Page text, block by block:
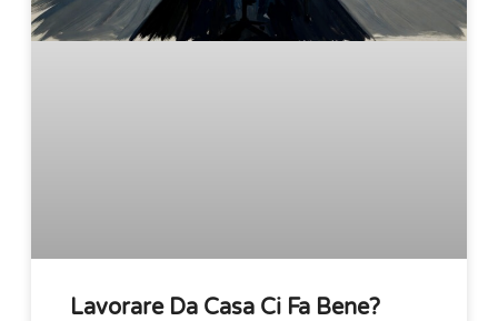
Lavorare Da Casa Ci Fa Bene?